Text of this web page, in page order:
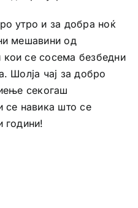
утро и за добра ноќ
мешавини од
се сосема безбедни
Шолја чај за добро
секогаш
сe навика што се
години!